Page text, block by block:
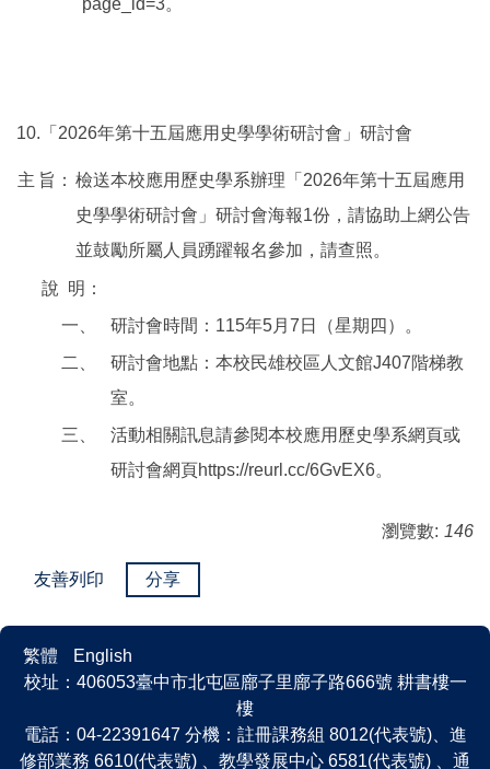
10.「2026年第十五屆應用史學學術研討會」研討會
主 旨： 檢送本校應用歷史學系辦理「2026年第十五屆應用
史學學術研討會」研討會海報1份，請協助上網公告
並鼓勵所屬人員踴躍報名參加，請查照。
說 明：
一、
研討會時間：115年5月7日（星期四）。
二、
研討會地點：本校民雄校區人文館J407階梯教
室。
三、
活動相關訊息請參閱本校應用歷史學系網頁或
研討會網頁https://reurl.cc/6GvEX6。
瀏覽數: 146
友善列印 分享
繁體
English
校址：406053臺中市北屯區廍子里廍子路666號 耕書樓一
樓
電話：04-22391647 分機：註冊課務組 8012(代表號)、進
修部業務 6610(代表號) 、教學發展中心 6581(代表號) 、通